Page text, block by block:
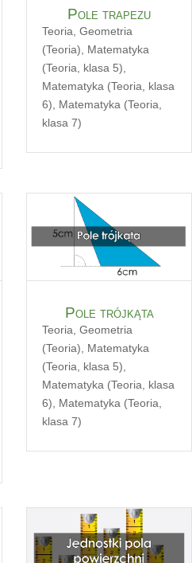
Pole trapezu
Teoria Geometria
(Teoria)
Matematyka
(Teoria, klasa 5)
Matematyka (Teoria, klasa
6)
Matematyka (Teoria,
klasa 7)
Pole trójkąta
Teoria Geometria
(Teoria)
Matematyka
(Teoria, klasa 5)
Matematyka (Teoria, klasa
6)
Matematyka (Teoria,
klasa 7)